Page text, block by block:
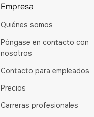
Empresa
Quiénes somos
Póngase en contacto con
nosotros
Contacto para empleados
Precios
Carreras profesionales